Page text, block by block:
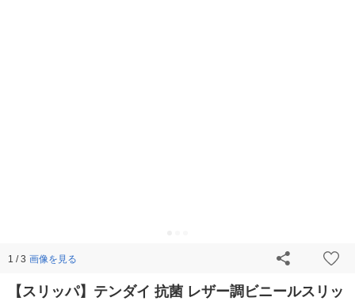
1 / 3 画像を見る
【スリッパ】テンダイ 抗菌 レザー調ビニールスリッ